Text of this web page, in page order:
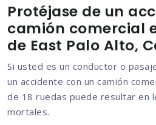
Protéjase de un
camión comercial
de East Palo Alto,
Si usted es un conductor o
un accidente con un camión
de 18 ruedas puede resultar en
mortales.